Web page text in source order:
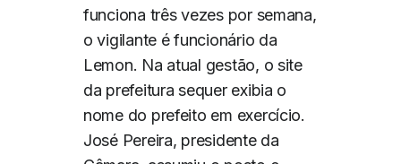
funciona três vezes por semana,
o vigilante é funcionário da
Lemon. Na atual gestão, o site
da prefeitura sequer exibia o
nome do prefeito em exercício.
José Pereira, presidente da